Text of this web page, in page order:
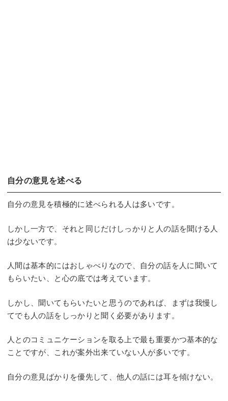
自分の意見を述べる
自分の意見を積極的に述べられる人は多いです。
しかし一方で、それと同じだけしっかりと人の話を聞ける人
は少ないです。
人間は基本的にはおしゃべりなので、自分の話を人に聞いて
もらいたい、と心の底では考えています。
しかし、聞いてもらいたいと思うのであれば、まずは我慢し
てでも人の話をしっかりと聞く必要があります。
人とのコミュニケーションを取る上で最も重要かつ基本的な
ことですが、これが案外出来ていない人が多いです。
自分の意見ばかりを優先して、他人の話には耳を傾けない。